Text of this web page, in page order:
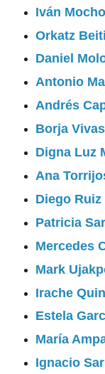
Iván
Orkatz
Daniel
Antonio
Andrés
Borja
Digna Luz
Ana
Diego Ruiz
Patricia
Mercedes
Mark
Irache
Estela
María
Ignacio